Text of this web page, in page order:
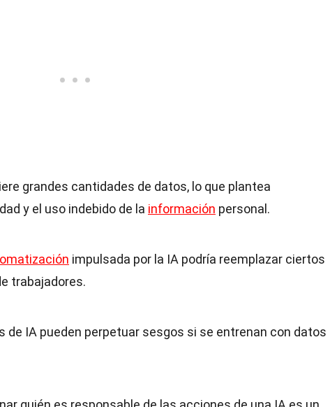
grandes cantidades de datos, lo que plantea
y el uso indebido de la información personal.
impulsada por la IA podría reemplazar ciertos
trabajadores.
de IA pueden perpetuar sesgos si se entrenan con datos